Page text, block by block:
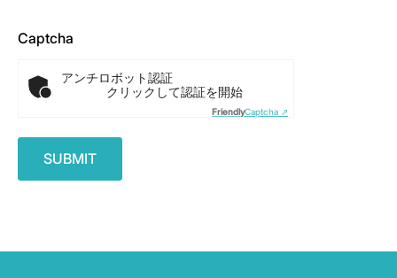
Captcha
アンチロボット認証
クリックして認証を開始
FriendlyCaptcha ⇗